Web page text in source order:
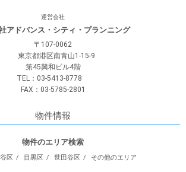
運営会社
アドバンス・シティ・プランニング
〒107-0062
東京都港区南青山1-15-9
第45興和ビル4階
TEL：03-5413-8778
FAX：03-5785-2801
物件情報
物件のエリア検索
区 目黒区 世田谷区 その他のエリア